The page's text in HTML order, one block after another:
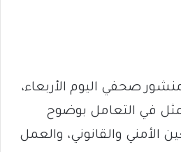
صحفي اليوم الأربعاء،
في التعامل بوضوح
الأمني والقانوني، والعمل